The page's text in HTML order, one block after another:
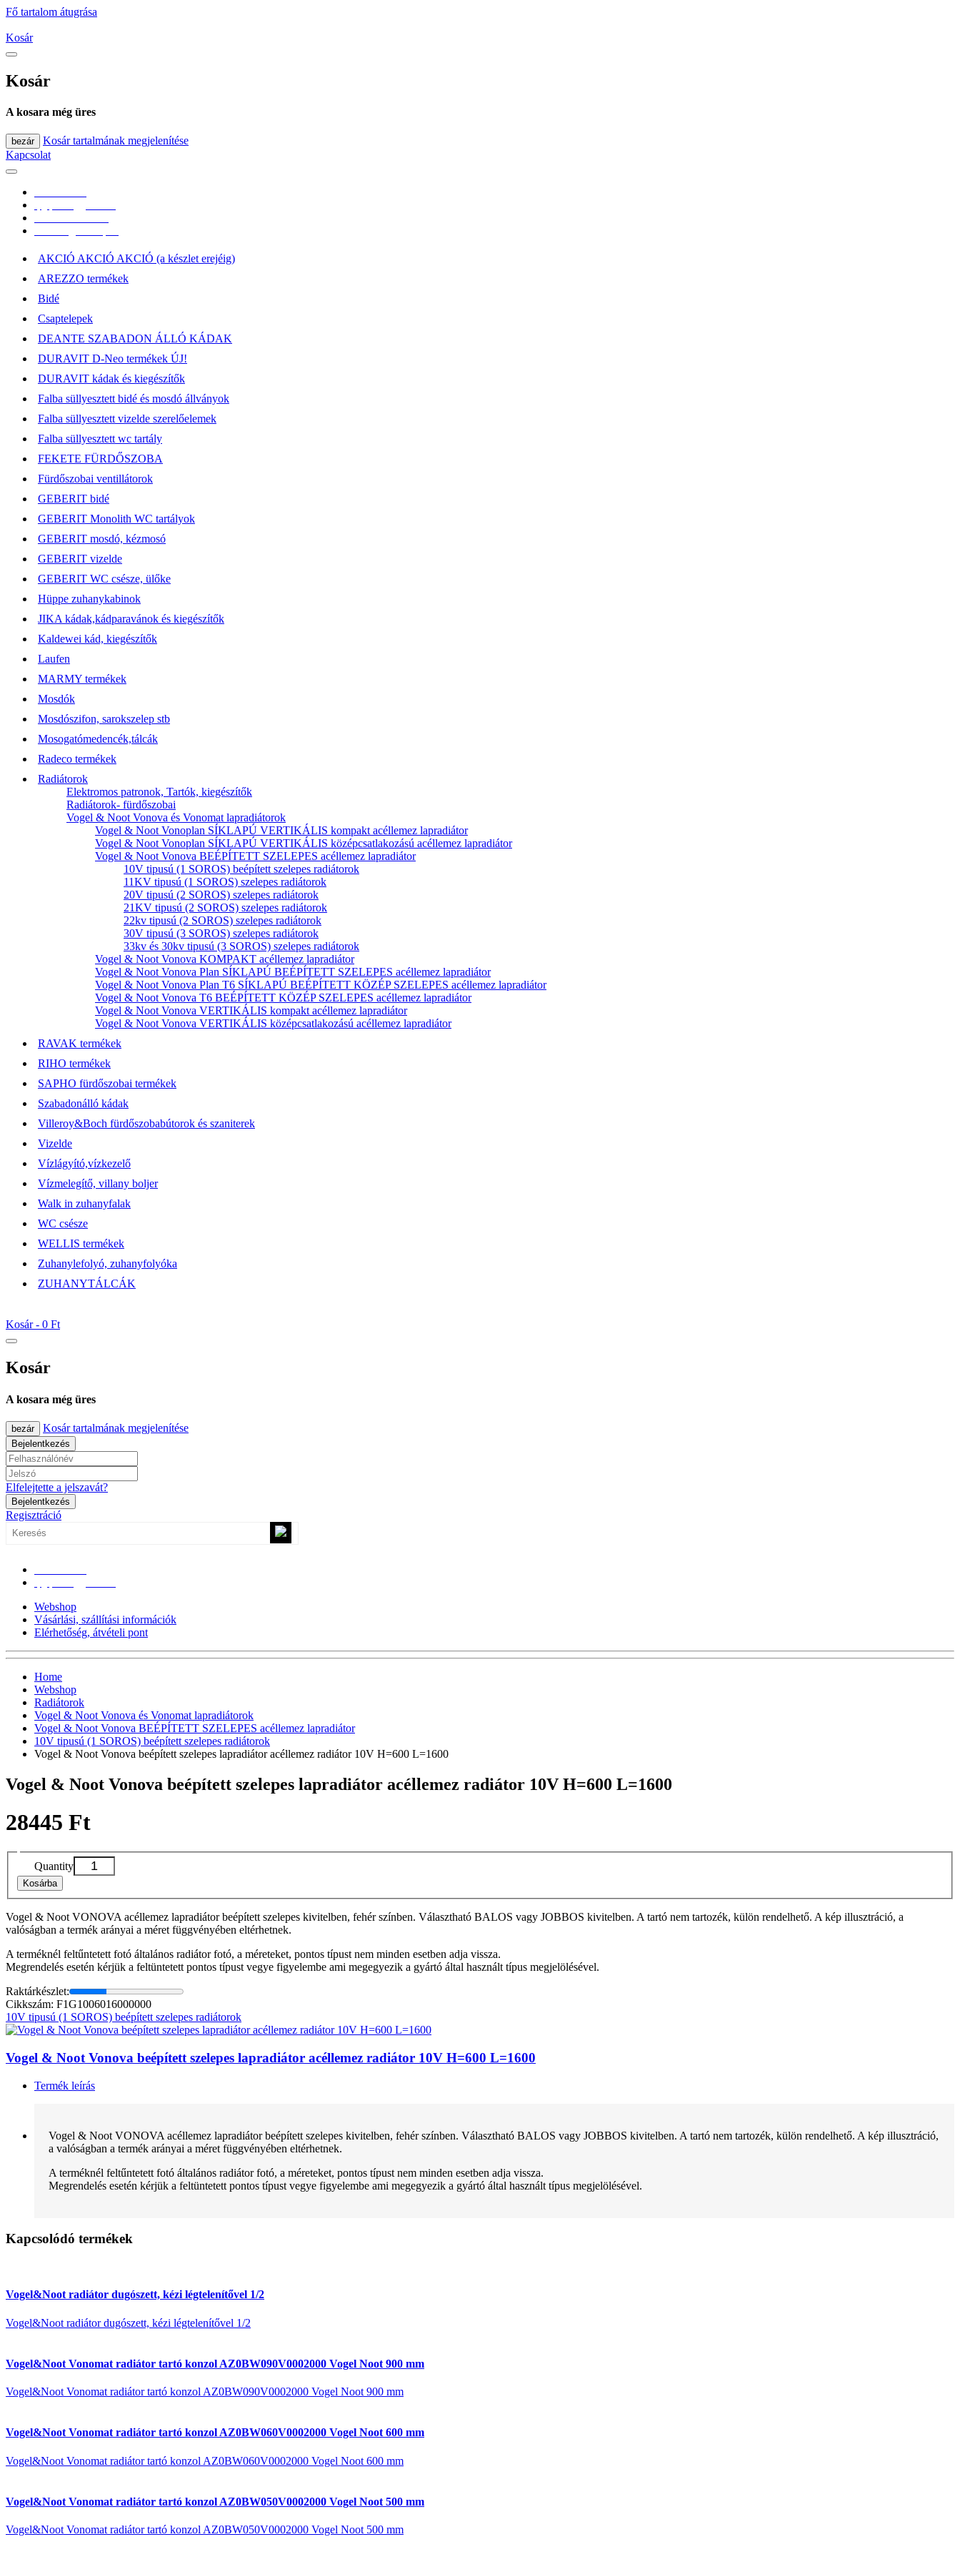
Fő tartalom átugrása
Kosár
Kosár
A kosara még üres
bezár
Kosár tartalmának megjelenítése
Kapcsolat
AKCIÓ AKCIÓ AKCIÓ (a készlet erejéig)
AREZZO termékek
Bidé
Csaptelepek
DEANTE SZABADON ÁLLÓ KÁDAK
DURAVIT D-Neo termékek ÚJ!
DURAVIT kádak és kiegészítők
Falba süllyesztett bidé és mosdó állványok
Falba süllyesztett vizelde szerelőelemek
Falba süllyesztett wc tartály
FEKETE FÜRDŐSZOBA
Fürdőszobai ventillátorok
GEBERIT bidé
GEBERIT Monolith WC tartályok
GEBERIT mosdó, kézmosó
GEBERIT vizelde
GEBERIT WC csésze, ülőke
Hüppe zuhanykabinok
JIKA kádak,kádparavánok és kiegészítők
Kaldewei kád, kiegészítők
Laufen
MARMY termékek
Mosdók
Mosdószifon, sarokszelep stb
Mosogatómedencék,tálcák
Radeco termékek
Radiátorok
Elektromos patronok, Tartók, kiegészítők
Radiátorok- fürdőszobai
Vogel & Noot Vonova és Vonomat lapradiátorok
Vogel & Noot Vonoplan SÍKLAPÚ VERTIKÁLIS kompakt acéllemez lapradiátor
Vogel & Noot Vonoplan SÍKLAPÚ VERTIKÁLIS középcsatlakozású acéllemez lapradiátor
Vogel & Noot Vonova BEÉPÍTETT SZELEPES acéllemez lapradiátor
10V tipusú (1 SOROS) beépített szelepes radiátorok
11KV tipusú (1 SOROS) szelepes radiátorok
20V tipusú (2 SOROS) szelepes radiátorok
21KV tipusú (2 SOROS) szelepes radiátorok
22kv tipusú (2 SOROS) szelepes radiátorok
30V tipusú (3 SOROS) szelepes radiátorok
33kv és 30kv tipusú (3 SOROS) szelepes radiátorok
Vogel & Noot Vonova KOMPAKT acéllemez lapradiátor
Vogel & Noot Vonova Plan SÍKLAPÚ BEÉPÍTETT SZELEPES acéllemez lapradiátor
Vogel & Noot Vonova Plan T6 SÍKLAPÚ BEÉPÍTETT KÖZÉP SZELEPES acéllemez lapradiátor
Vogel & Noot Vonova T6 BEÉPÍTETT KÖZÉP SZELEPES acéllemez lapradiátor
Vogel & Noot Vonova VERTIKÁLIS kompakt acéllemez lapradiátor
Vogel & Noot Vonova VERTIKÁLIS középcsatlakozású acéllemez lapradiátor
RAVAK termékek
RIHO termékek
SAPHO fürdőszobai termékek
Szabadonálló kádak
Villeroy&Boch fürdőszobabútorok és szaniterek
Vizelde
Vízlágyító,vízkezelő
Vízmelegítő, villany boljer
Walk in zuhanyfalak
WC csésze
WELLIS termékek
Zuhanylefolyó, zuhanyfolyóka
ZUHANYTÁLCÁK
Kosár - 0 Ft
Kosár
A kosara még üres
bezár Kosár tartalmának megjelenítése
Bejelentkezés
Elfelejtette a jelszavát?
Bejelentkezés
Regisztráció
Webshop
Vásárlási, szállítási információk
Elérhetőség, átvételi pont
Home
Webshop
Radiátorok
Vogel & Noot Vonova és Vonomat lapradiátorok
Vogel & Noot Vonova BEÉPÍTETT SZELEPES acéllemez lapradiátor
10V tipusú (1 SOROS) beépített szelepes radiátorok
Vogel & Noot Vonova beépített szelepes lapradiátor acéllemez radiátor 10V H=600 L=1600
Vogel & Noot Vonova beépített szelepes lapradiátor acéllemez radiátor 10V H=600 L=1600
28445 Ft
Quantity
Kosárba
Vogel & Noot VONOVA acéllemez lapradiátor beépített szelepes kivitelben, fehér színben. Választható BALOS vagy JOBBOS kivitelben. A tartó nem tartozék, külön rendelhető. A kép illusztráció, a
valóságban a termék arányai a méret függvényében eltérhetnek.
A terméknél feltűntetett fotó általános radiátor fotó, a méreteket, pontos típust nem minden esetben adja vissza.
Megrendelés esetén kérjük a feltüntetett pontos típust vegye figyelembe ami megegyezik a gyártó által használt típus megjelölésével.
Raktárkészlet:
Cikkszám: F1G1006016000000
10V tipusú (1 SOROS) beépített szelepes radiátorok
Vogel & Noot Vonova beépített szelepes lapradiátor acéllemez radiátor 10V H=600 L=1600
Termék leírás
Vogel & Noot VONOVA acéllemez lapradiátor beépített szelepes kivitelben, fehér színben. Választható BALOS vagy JOBBOS kivitelben. A tartó nem tartozék, külön rendelhető. A kép illusztráció,
a valóságban a termék arányai a méret függvényében eltérhetnek.
A terméknél feltűntetett fotó általános radiátor fotó, a méreteket, pontos típust nem minden esetben adja vissza.
Megrendelés esetén kérjük a feltüntetett pontos típust vegye figyelembe ami megegyezik a gyártó által használt típus megjelölésével.
Kapcsolódó termékek
Vogel&Noot radiátor dugószett, kézi légtelenítővel 1/2
Vogel&Noot radiátor dugószett, kézi légtelenítővel 1/2
Vogel&Noot Vonomat radiátor tartó konzol AZ0BW090V0002000 Vogel Noot 900 mm
Vogel&Noot Vonomat radiátor tartó konzol AZ0BW090V0002000 Vogel Noot 900 mm
Vogel&Noot Vonomat radiátor tartó konzol AZ0BW060V0002000 Vogel Noot 600 mm
Vogel&Noot Vonomat radiátor tartó konzol AZ0BW060V0002000 Vogel Noot 600 mm
Vogel&Noot Vonomat radiátor tartó konzol AZ0BW050V0002000 Vogel Noot 500 mm
Vogel&Noot Vonomat radiátor tartó konzol AZ0BW050V0002000 Vogel Noot 500 mm